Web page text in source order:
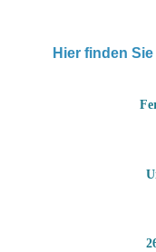
Hier finden Sie